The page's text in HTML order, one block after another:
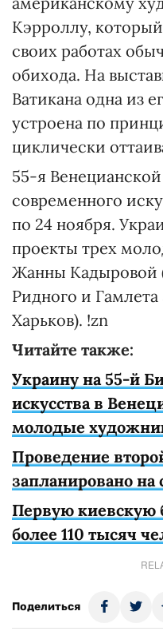
Кэрроллу,
своих работах
обихода. На
Ватикана одна из
устроена по
циклически
55-я
современного
по 24 ноября.
проекты трех
Жанны Кадыровой
Ридного и Гамлета
Харьков). !zn
Читайте также:
Украину на 55-й
искусства в
молодые
Проведение
запланировано на
Первую киевскую
более 110 тысяч
Поделиться